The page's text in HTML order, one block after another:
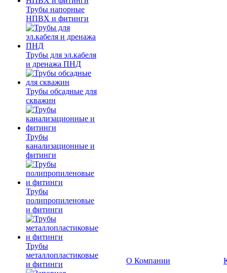
Трубы напорные
НПВХ и фитинги
Трубы для эл.кабеля
и дренажа ПНД
Трубы обсадные для
скважин
Трубы
канализационные и
фитинги
Трубы
полипропиленовые
и фитинги
Трубы
металлопластиковые
и фитинги
О Компании